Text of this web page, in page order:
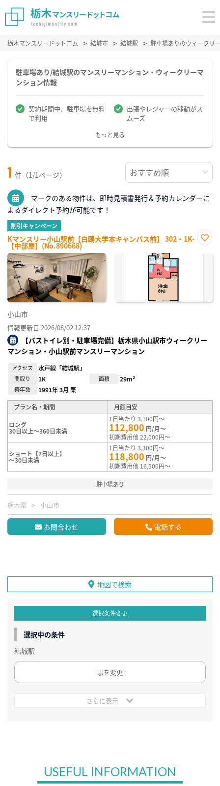
栃木マンスリードットコム 結城市 結城駅 駐車場ありのウィークリ
駐車場あり/結城駅のマンスリーマンション・ウィークリーマ
ンション情報
契約期間中、駐車場を無料
で利用
出張やレジャーの移動がス
ムーズ
もっと見る
1 件（1/1ページ）
マークのある物件は、即時見積書発行＆予約カレンダーに
よるダイレクト予約が可能です！
割引キャンペーン
Kマンスリー小山駅前【白鴎大学本キャンパス前】 302・1K-
【中部屋】(No.890668)
に入
小山市
情報更新日 2026/08/02 12:37
【バストイレ別・駐車場完備】栃木県小山駅市ウィークリー
マンション・小山駅前マンスリーマンション
アクセス 水戸線「結城駅」
間取り 1K 面積 29m²
築年数 1991年 3月 築
プラン名・期間 月額目安
ロング
30日以上～360日未満
1日当たり 3,100円～
112,800 円/月～
初期費用他 22,000円～
ショート【7日以上】
～30日未満
1日当たり 3,300円～
118,800 円/月～
初期費用他 16,500円～
駐車場あり
栃木県 小山市
お問合わせ 電話する
地図で検索
選択条件変更
選択中の条件
結城駅
駅を変更
さらに表示
USEFUL INFORMATION